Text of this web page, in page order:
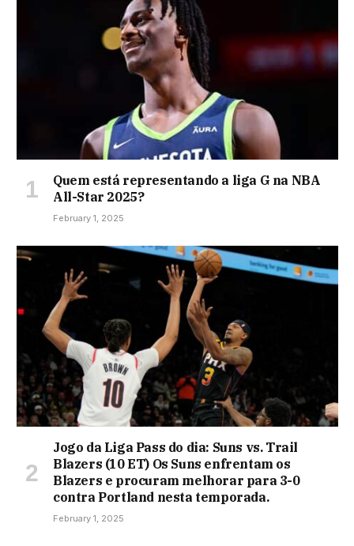
Quem está representando a liga G na NBA
All-Star 2025?
February 1, 2025
Jogo da Liga Pass do dia: Suns vs. Trail
Blazers (10 ET) Os Suns enfrentam os
Blazers e procuram melhorar para 3-0
contra Portland nesta temporada.
February 1, 2025